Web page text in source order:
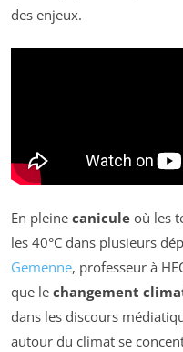
des enjeux.
En pleine canicule où les
les 40°C dans plusieurs
Gemenne, professeur à
que le changement
dans les discours
autour du climat se